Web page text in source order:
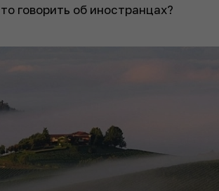
говорить об иностранцах?